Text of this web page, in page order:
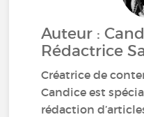
Auteur :
Rédactrice
Créatrice de
Candice est
rédaction